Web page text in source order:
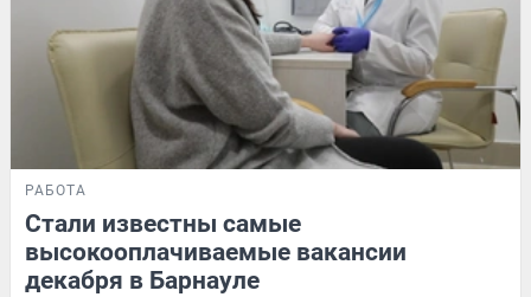
РАБОТА
Стали известны самые
высокооплачиваемые вакансии
декабря в Барнауле